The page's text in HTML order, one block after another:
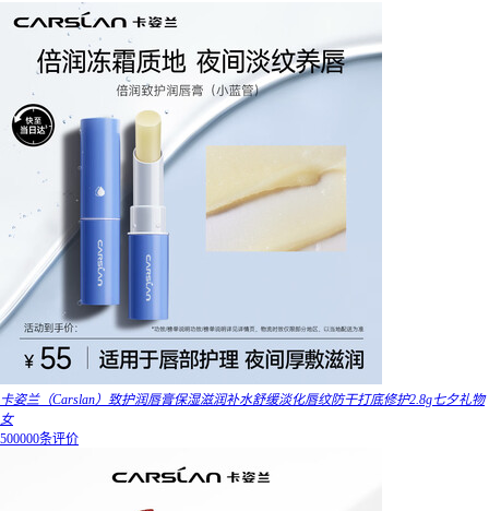
卡姿兰（Carslan）致护润唇膏保湿滋润补水舒缓淡化唇纹防干打底修护2.8g七夕礼物
女
500000条评价